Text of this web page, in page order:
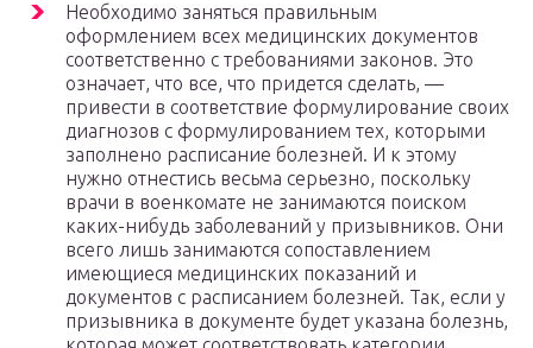
Необходимо заняться правильным
оформлением всех медицинских документов
соответственно с требованиями законов. Это
означает, что все, что придется сделать, —
привести в соответствие формулирование своих
диагнозов с формулированием тех, которыми
заполнено расписание болезней. И к этому
нужно отнестись весьма серьезно, поскольку
врачи в военкомате не занимаются поиском
каких-нибудь заболеваний у призывников. Они
всего лишь занимаются сопоставлением
имеющиеся медицинских показаний и
документов с расписанием болезней. Так, если у
призывника в документе будет указана болезнь,